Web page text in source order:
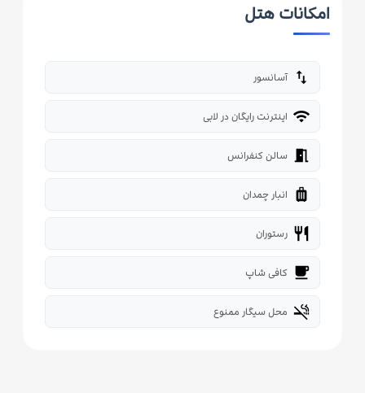
امکانات هتل
import_export آسانسور
wifi اینترنت رایگان در لابی
meeting_room سالن کنفرانس
luggage انبار چمدان
restaurant رستوران
local_cafe کافی شاپ
smoke_free محل سیگار ممنوع